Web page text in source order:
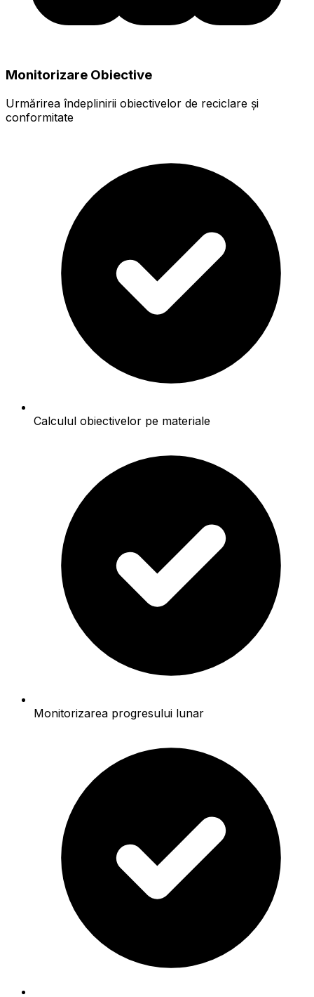
Monitorizare Obiective
Urmărirea îndeplinirii obiectivelor de reciclare și
conformitate
Calculul obiectivelor pe materiale
Monitorizarea progresului lunar